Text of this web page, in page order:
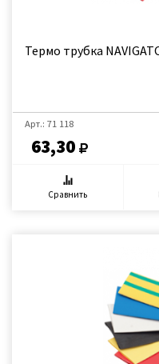
Термо трубка
Арт.: 71 118
63,30
Сравнить